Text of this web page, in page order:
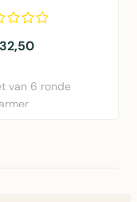
lichtgrijs
van 6 ronde